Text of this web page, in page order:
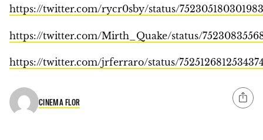
https://twitter.com/rycr0sby/status/
https://twitter.com/Mirth_Quake/status/
https://twitter.com/jrferraro/status/
CINEMA FLOR